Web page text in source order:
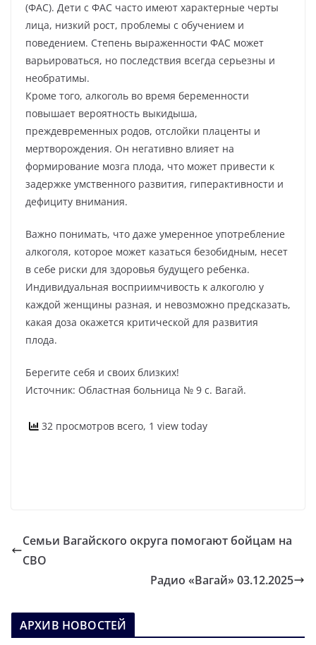
(ФАС). Дети с ФАС часто имеют характерные черты
лица, низкий рост, проблемы с обучением и
поведением. Степень выраженности ФАС может
варьироваться, но последствия всегда серьезны и
необратимы.
Кроме того, алкоголь во время беременности
повышает вероятность выкидыша,
преждевременных родов, отслойки плаценты и
мертворождения. Он негативно влияет на
формирование мозга плода, что может привести к
задержке умственного развития, гиперактивности и
дефициту внимания.
Важно понимать, что даже умеренное употребление
алкоголя, которое может казаться безобидным, несет
в себе риски для здоровья будущего ребенка.
Индивидуальная восприимчивость к алкоголю у
каждой женщины разная, и невозможно предсказать,
какая доза окажется критической для развития
плода.
Берегите себя и своих близких!
Источник: Областная больница № 9 с. Вагай.
32 просмотров всего, 1 view today
Семьи Вагайского округа помогают бойцам на
СВО
Радио «Вагай» 03.12.2025
АРХИВ НОВОСТЕЙ